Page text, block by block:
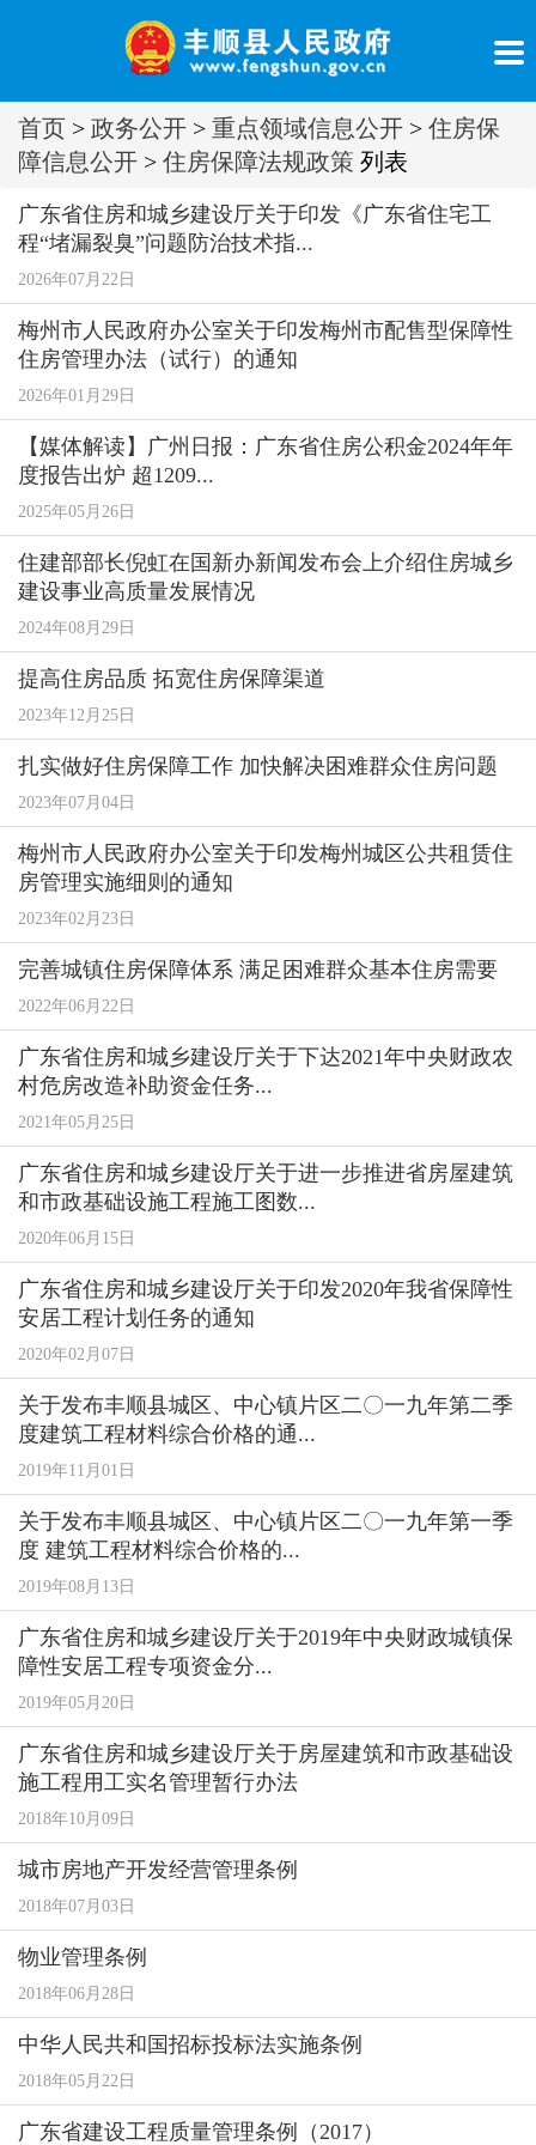
首页 > 政务公开 > 重点领域信息公开 > 住房保
障信息公开 > 住房保障法规政策 列表
广东省住房和城乡建设厅关于印发《广东省住宅工
程“堵漏裂臭”问题防治技术指...
2026年07月22日
梅州市人民政府办公室关于印发梅州市配售型保障性
住房管理办法（试行）的通知
2026年01月29日
【媒体解读】广州日报：广东省住房公积金2024年年
度报告出炉 超1209...
2025年05月26日
住建部部长倪虹在国新办新闻发布会上介绍住房城乡
建设事业高质量发展情况
2024年08月29日
提高住房品质 拓宽住房保障渠道
2023年12月25日
扎实做好住房保障工作 加快解决困难群众住房问题
2023年07月04日
梅州市人民政府办公室关于印发梅州城区公共租赁住
房管理实施细则的通知
2023年02月23日
完善城镇住房保障体系 满足困难群众基本住房需要
2022年06月22日
广东省住房和城乡建设厅关于下达2021年中央财政农
村危房改造补助资金任务...
2021年05月25日
广东省住房和城乡建设厅关于进一步推进省房屋建筑
和市政基础设施工程施工图数...
2020年06月15日
广东省住房和城乡建设厅关于印发2020年我省保障性
安居工程计划任务的通知
2020年02月07日
关于发布丰顺县城区、中心镇片区二〇一九年第二季
度建筑工程材料综合价格的通...
2019年11月01日
关于发布丰顺县城区、中心镇片区二〇一九年第一季
度 建筑工程材料综合价格的...
2019年08月13日
广东省住房和城乡建设厅关于2019年中央财政城镇保
障性安居工程专项资金分...
2019年05月20日
广东省住房和城乡建设厅关于房屋建筑和市政基础设
施工程用工实名管理暂行办法
2018年10月09日
城市房地产开发经营管理条例
2018年07月03日
物业管理条例
2018年06月28日
中华人民共和国招标投标法实施条例
2018年05月22日
广东省建设工程质量管理条例（2017）